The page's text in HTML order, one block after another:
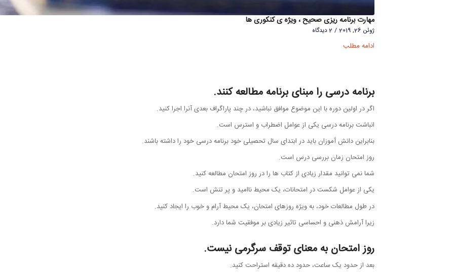
مهارت برنامه ریزی صحیح ، ویژه ی کنکوری ها
ژوئن 26, 2019 / 2 دیدگاه
ادامه مطلب
برنامه درسی را مبنای برنامه مطالعه کنند.
اگر در اولین دوره با این موضوع موافق نباشید، در چند پاراگراف بعدی آنرا اجرا کنید.
انباشت برنامه درسی یکی از عوامل اضطراب و استرس است.
بنابراین دانش آموزان باید در ابتدای سال تحصیلی خود برنامه درسی خود را داشته باشند.
روز امتحان زمان بررسی درس است.
شما نمی توانید مقدار زیادی از کتاب ها را در روز امتحان مطالعه کنید.
یکی از عوامل شکست در امتحانات، یک محیط ناامید و پر تنش است.
در طول مطالعات خود، به ویژه روزهای امتحان، یک محیط آرام و خوب را ایجاد کنید.
زیرا آرامش ذهنی و احساسی تاثیر زیادی بر موفقیت شما دارد.
روز امتحان به معنای توقف سرگرمی نیست.
بعد از حدود یک ساعت، حدود ده دقیقه استراحت کنید.